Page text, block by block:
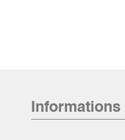
Informations